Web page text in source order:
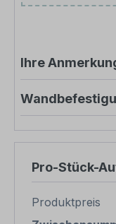
Ihre
Pro-Stück-
Produktpreis